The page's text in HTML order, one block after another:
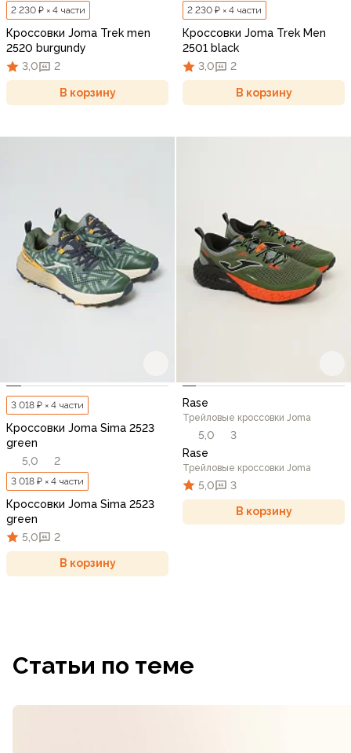
2 230 ₽ × 4 части
Кроссовки Joma Trek men
2520 burgundy
3,0
2
В корзину
2 230 ₽ × 4 части
Кроссовки Joma Trek Men
2501 black
3,0
2
В корзину
3 018 ₽ × 4 части
Кроссовки Joma Sima 2523
green
5,0
2
3 018 ₽ × 4 части
Кроссовки Joma Sima 2523
green
5,0
2
В корзину
Rase
Трейловые кроссовки Joma
5,0
3
Rase
Трейловые кроссовки Joma
5,0 3
В корзину
Статьи по теме